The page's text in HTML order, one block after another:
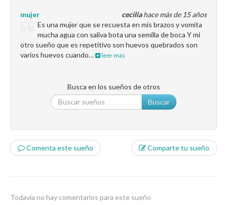
ceciliahace más de 15 años
mujer
Es una mujer que se recuesta en mis brazos y vomita
mucha agua con saliva bota una semilla de boca Y mi
otro sueño que es repetitivo son huevos quebrados son
varios huevos cuando…
leer más
Busca en los sueños de otros
Buscar
Comenta este sueño Comparte tu sueño
Todavía no hay comentarios para este sueño